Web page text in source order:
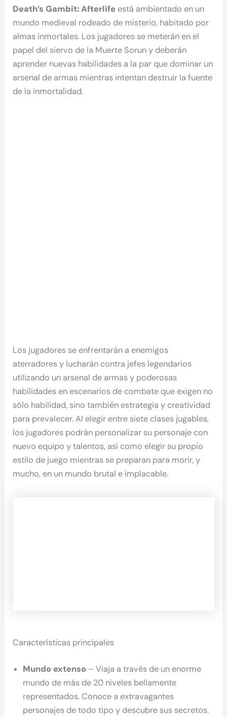
Death’s Gambit: Afterlife está ambientado en un
mundo medieval rodeado de misterio, habitado por
almas inmortales. Los jugadores se meterán en el
papel del siervo de la Muerte Sorun y deberán
aprender nuevas habilidades a la par que dominar un
arsenal de armas mientras intentan destruir la fuente
de la inmortalidad.
Los jugadores se enfrentarán a enemigos
aterradores y lucharán contra jefes legendarios
utilizando un arsenal de armas y poderosas
habilidades en escenarios de combate que exigen no
sólo habilidad, sino también estrategia y creatividad
para prevalecer. Al elegir entre siete clases jugables,
los jugadores podrán personalizar su personaje con
nuevo equipo y talentos, así como elegir su propio
estilo de juego mientras se preparan para morir, y
mucho, en un mundo brutal e implacable.
Características principales
Mundo extenso – Viaja a través de un enorme
mundo de más de 20 niveles bellamente
representados. Conoce a extravagantes
personajes de todo tipo y descubre sus secretos.